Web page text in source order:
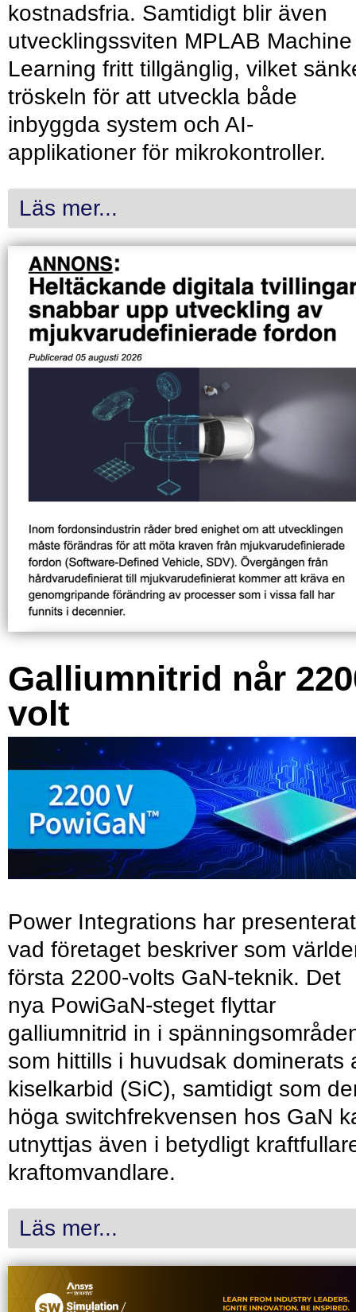
kostnadsfria. Samtidigt blir även
utvecklingssviten MPLAB Machine
Learning fritt tillgänglig, vilket
tröskeln för att utveckla både
inbyggda system och AI-
applikationer för mikrokontroller.
Läs mer...
Galliumnitrid når
volt
Power Integrations har presenterat
vad företaget beskriver som
första 2200-volts GaN-teknik. Det
nya PowiGaN-steget flyttar
galliumnitrid in i
som hittills i huvudsak dominerats
kiselkarbid (SiC), samtidigt som
höga switchfrekvensen hos GaN
utnyttjas även i betydligt
kraftomvandlare.
Läs mer...